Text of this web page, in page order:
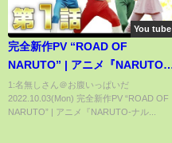
You tube
完全新作PV “ROAD OF
NARUTO” | アニメ『NARUTO-
ナルト-』20周年記念 | studioぴ
えろ【公式】
1:名無しさん＠お腹いっぱいだ
2022.10.03(Mon) 完全新作PV “ROAD OF
NARUTO” | アニメ『NARUTO-ナル...